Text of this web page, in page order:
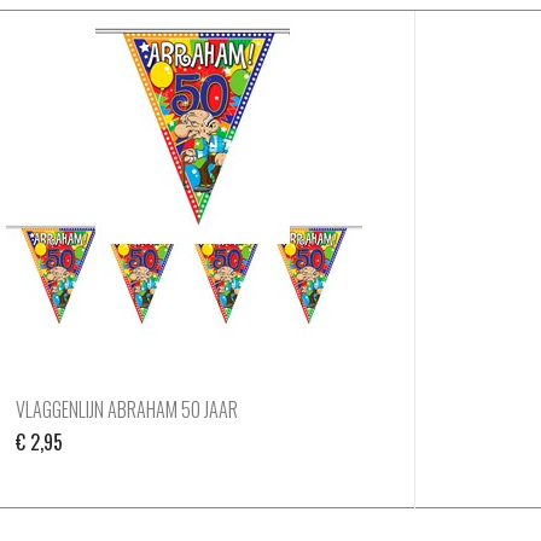
VLAGGENLIJN ABRAHAM 50 JAAR
€ 2,95